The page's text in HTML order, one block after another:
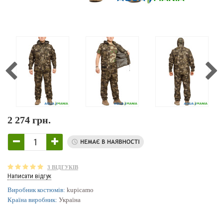
2 274 грн.
3 ВІДГУКІВ
Написати відгук
Виробник костюмів: kupicamo
Країна виробник: Україна